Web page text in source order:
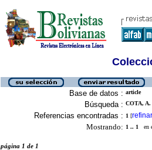
Base de datos : article
Búsqueda : COTA,
Referencias encontradas : 1 [refinar
Mostrando: 1 .. 1 en
página 1 de 1